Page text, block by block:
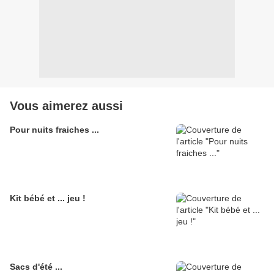
Vous aimerez aussi
Pour nuits fraiches ...
Kit bébé et ... jeu !
Sacs d'été ...